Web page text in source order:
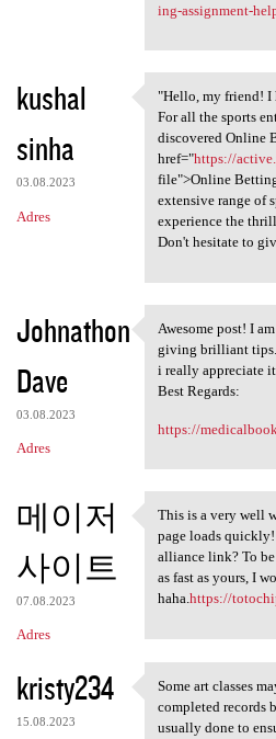
ing-assignment-
kushal
sinha
03.08.2023
Adres
"Hello, my
"Hello, my friend! I
For all the sports
discovered Online
href="https://
file">Online
extensive range of
experience the
Don't hesitate to
Johnathon
Dave
03.08.2023
Adres
Awesome post!
Awesome post! I
giving brilliant tips.
i really appreciate
Best Regards:
https://
메이저
사이트
07.08.2023
Adres
This is a very
This is a very well
page loads
alliance link? To
as fast as yours, I
haha.https://
kristy234
15.08.2023
Some art
Some art classes
completed records
usually done to